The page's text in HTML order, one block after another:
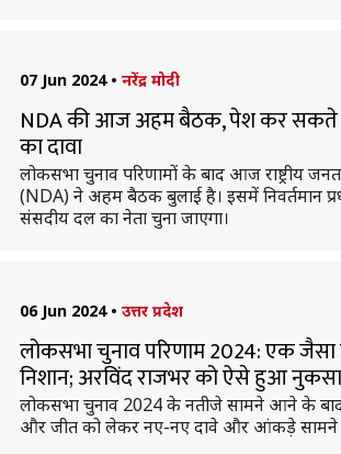
07 Jun 2024 • नरेंद्र मोदी
NDA की आज अहम बैठक, पेश कर सकते
का दावा
लोकसभा चुनाव परिणामों के बाद आज राष्ट्रीय
(NDA) ने अहम बैठक बुलाई है। इसमें निवर्तमान
संसदीय दल का नेता चुना जाएगा।
06 Jun 2024 • उत्तर प्रदेश
लोकसभा चुनाव परिणाम 2024: एक
निशान; अरविंद राजभर को ऐसे हुआ
लोकसभा चुनाव 2024 के नतीजे सामने आने के बाद
और जीत को लेकर नए-नए दावे और आंकड़े सामने